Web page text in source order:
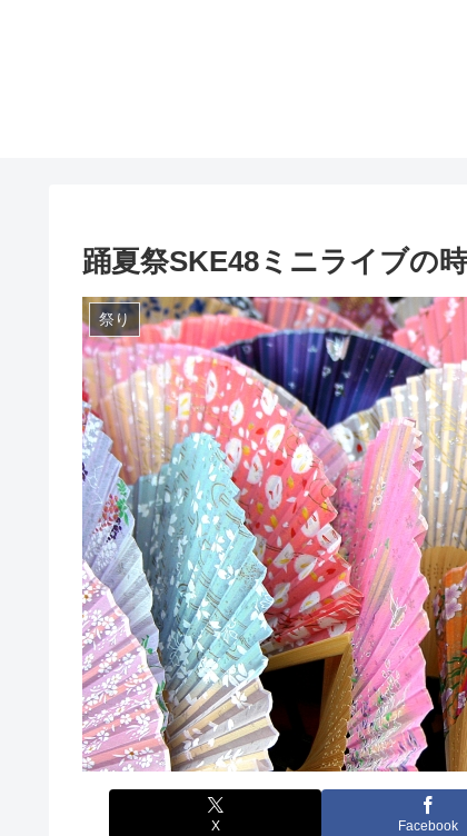
踊夏祭SKE48ミニライブの
祭り
X Facebook